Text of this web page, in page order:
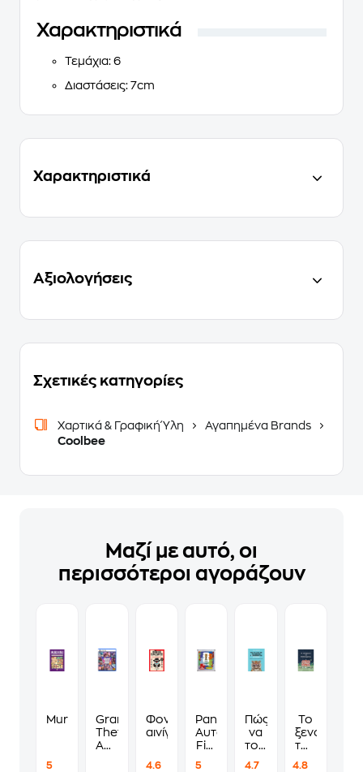
Χαρακτηριστικά
Τεμάχια: 6
Διαστάσεις: 7cm
Χαρακτηριστικά
Αξιολογήσεις
Σχετικές κατηγορίες
Χαρτικά & Γραφική Ύλη
Αγαπημένα Brands
Coolbee
Μαζί με αυτό, οι
περισσότεροι αγοράζουν
Murdoku
5
Grand
Theft
Auto
Φονικά
αινίγματα
4.6
Panini
Αυτοκόλλητα
Fifa
5
Πώς
να
τους
4.7
Το
ξενοδοχείο
των
4.8